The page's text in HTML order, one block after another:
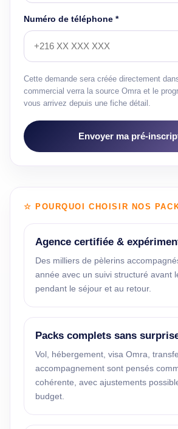
Numéro de téléphone *
Cette demande sera créée directement
commercial verra la source Omra et le
vous arrivez depuis une fiche détail.
Envoyer ma pré-
☆ POURQUOI CHOISIR NOS
Agence certifiée &
Des milliers de pèlerins
année avec un suivi structuré avant
pendant le séjour et au retour.
Packs complets sans
Vol, hébergement, visa Omra,
accompagnement sont pensés
cohérente, avec ajustements
budget.